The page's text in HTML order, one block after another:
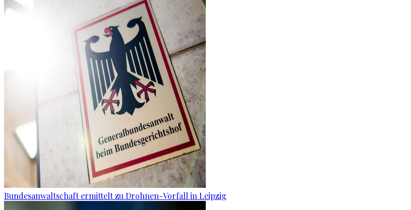
Bundesanwaltschaft ermittelt zu Drohnen-Vorfall in Leipzig